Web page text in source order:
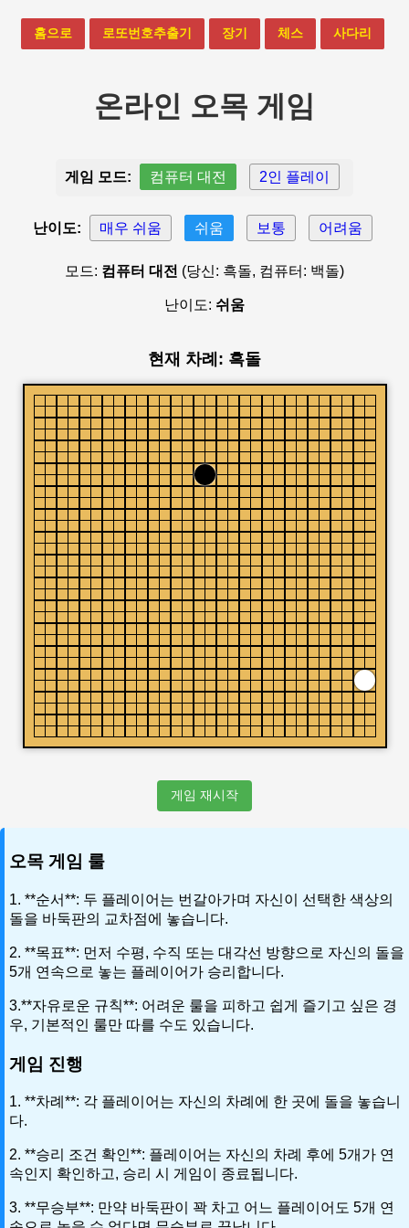
홈으로 로또번호추출기 장기 체스 사다리
온라인 오목 게임
게임 모드: 컴퓨터 대전 2인 플레이
난이도: 매우 쉬움 쉬움 보통 어려움
모드: 컴퓨터 대전 (당신: 흑돌, 컴퓨터: 백돌)
난이도: 쉬움
현재 차례: 흑돌
게임 재시작
오목 게임 룰
1. **순서**: 두 플레이어는 번갈아가며 자신이 선택한 색상의
돌을 바둑판의 교차점에 놓습니다.
2. **목표**: 먼저 수평, 수직 또는 대각선 방향으로 자신의 돌을
5개 연속으로 놓는 플레이어가 승리합니다.
3.**자유로운 규칙**: 어려운 룰을 피하고 쉽게 즐기고 싶은 경
우, 기본적인 룰만 따를 수도 있습니다.
게임 진행
1. **차례**: 각 플레이어는 자신의 차례에 한 곳에 돌을 놓습니
다.
2. **승리 조건 확인**: 플레이어는 자신의 차례 후에 5개가 연
속인지 확인하고, 승리 시 게임이 종료됩니다.
3. **무승부**: 만약 바둑판이 꽉 차고 어느 플레이어도 5개 연